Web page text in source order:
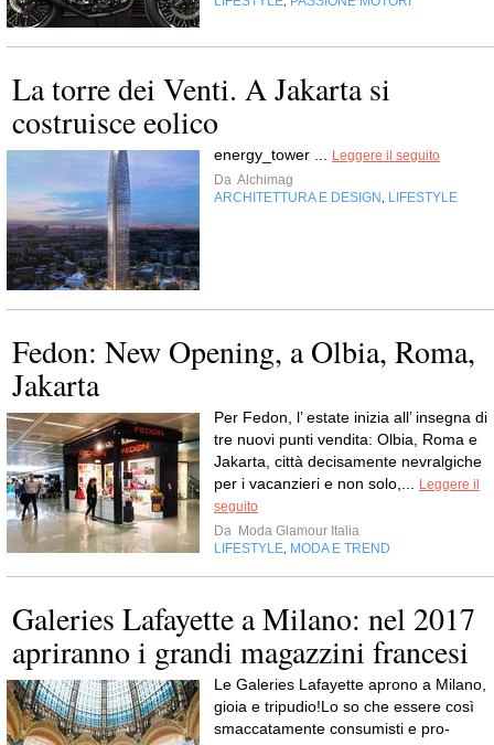
La torre dei Venti. A Jakarta si
costruisce eolico
energy_tower ... Leggere il seguito
Da Alchimag
ARCHITETTURA E DESIGN , LIFESTYLE
Fedon: New Opening, a Olbia, Roma,
Jakarta
Per Fedon, l’ estate inizia all’ insegna di
tre nuovi punti vendita: Olbia, Roma e
Jakarta, città decisamente nevralgiche
per i vacanzieri e non solo,... Leggere il
seguito
Da Moda Glamour Italia
LIFESTYLE, MODA E TREND
Galeries Lafayette a Milano: nel 2017
apriranno i grandi magazzini francesi
Le Galeries Lafayette aprono a Milano,
gioia e tripudio!Lo so che essere così
smaccatamente consumisti e pro-